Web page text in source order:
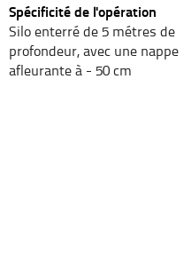
Spécificité de l'opération
Silo enterré de 5 métres de
profondeur, avec une nappe
afleurante à - 50 cm